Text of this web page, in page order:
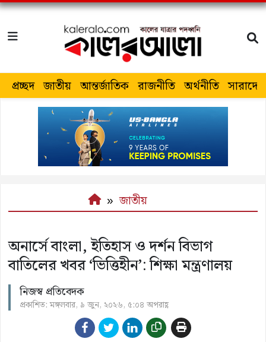
প্রচ্ছদ জাতীয় আন্তর্জাতিক রাজনীতি অর্থনীতি সারাদেশ
জাতীয়
অনার্সে বাংলা, ইতিহাস ও দর্শন বিভাগ
বাতিলের খবর ‘ভিত্তিহীন’: শিক্ষা মন্ত্রণালয়
নিজস্ব প্রতিবেদক
প্রকাশিত: মঙ্গলবার, ৯ জুন, ২০২৬, ৫:০৪ অপরাহ্ণ